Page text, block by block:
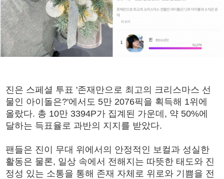
진은 스페셜 투표 '존재만으로 최고의 크리스마스 선
물인 아이돌은?'에서도 5만 2076픽을 획득해 1위에
올랐다. 총 10만 3394P가 집계된 가운데, 약 50%에
달하는 득표율로 과반의 지지를 받았다.
팬들은 진이 무대 위에서의 안정적인 보컬과 성실한
활동은 물론, 일상 속에서 전해지는 따뜻한 태도와 진
정성 있는 소통을 통해 존재 자체로 위로와 기쁨을 전